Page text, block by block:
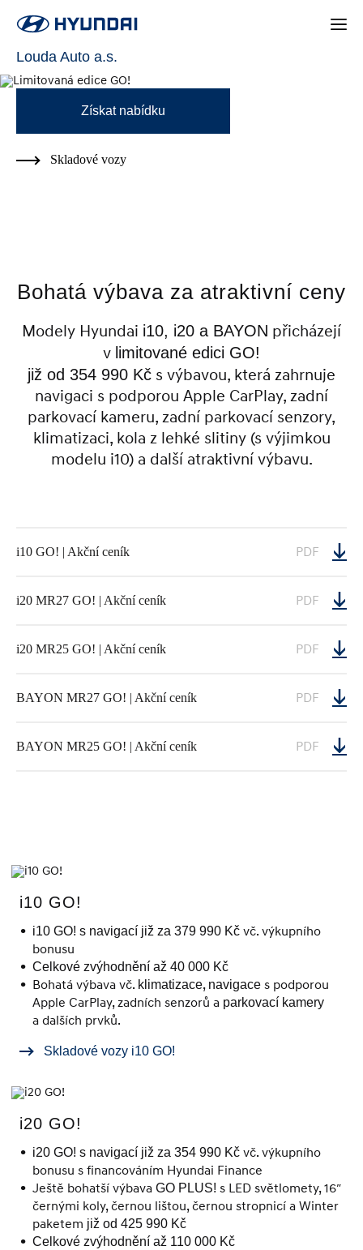
Louda Auto a.s.
Limitovaná edice GO!
Získat nabídku
Skladové vozy
Bohatá výbava za atraktivní ceny
Modely Hyundai i10, i20 a BAYON přicházejí
v limitované edici GO!
již od 354 990 Kč s výbavou, která zahrnuje
navigaci s podporou Apple CarPlay, zadní
parkovací kameru, zadní parkovací senzory,
klimatizaci, kola z lehké slitiny (s výjimkou
modelu i10) a další atraktivní výbavu.
i10 GO! | Akční ceník PDF
i20 MR27 GO! | Akční ceník PDF
i20 MR25 GO! | Akční ceník PDF
BAYON MR27 GO! | Akční ceník PDF
BAYON MR25 GO! | Akční ceník PDF
i10 GO!
i10 GO! s navigací již za 379 990 Kčvč. výkupního
bonusu
Celkové zvýhodnění až 40 000 Kč
Bohatá výbava vč. klimatizace, navigaces podporou
Apple CarPlay, zadních senzorů a parkovací kamery
a dalších prvků.
Skladové vozy i10 GO!
i20 GO!
i20 GO! s navigací již za 354 990 Kčvč. výkupního
bonusu s financováním Hyundai Finance
Ještě bohatší výbava GO PLUS! s LED světlomety, 16″
černými koly, černou lištou, černou stropnicí a Winter
paketem již od 425 990 Kč
Celkové zvýhodnění až 110 000 Kč